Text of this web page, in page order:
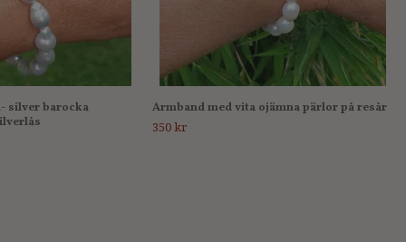
silver barocka
Armband med vita ojämna pärlor på resår
350 kr